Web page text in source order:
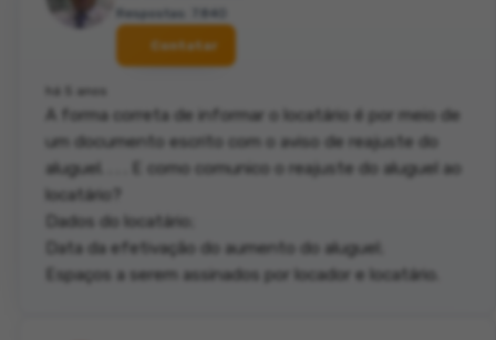
Respostas: 7.840
Contatar
há 5 anos
A forma correta de informar o locatário é por meio de
um documento escrito com o aviso de reajuste do
aluguel. . . . E como comunico o reajuste do aluguel ao
locatário?
Dados do locatário;
Data da efetivação do aumento do aluguel;
Espaços a serem assinados por locador e locatário.